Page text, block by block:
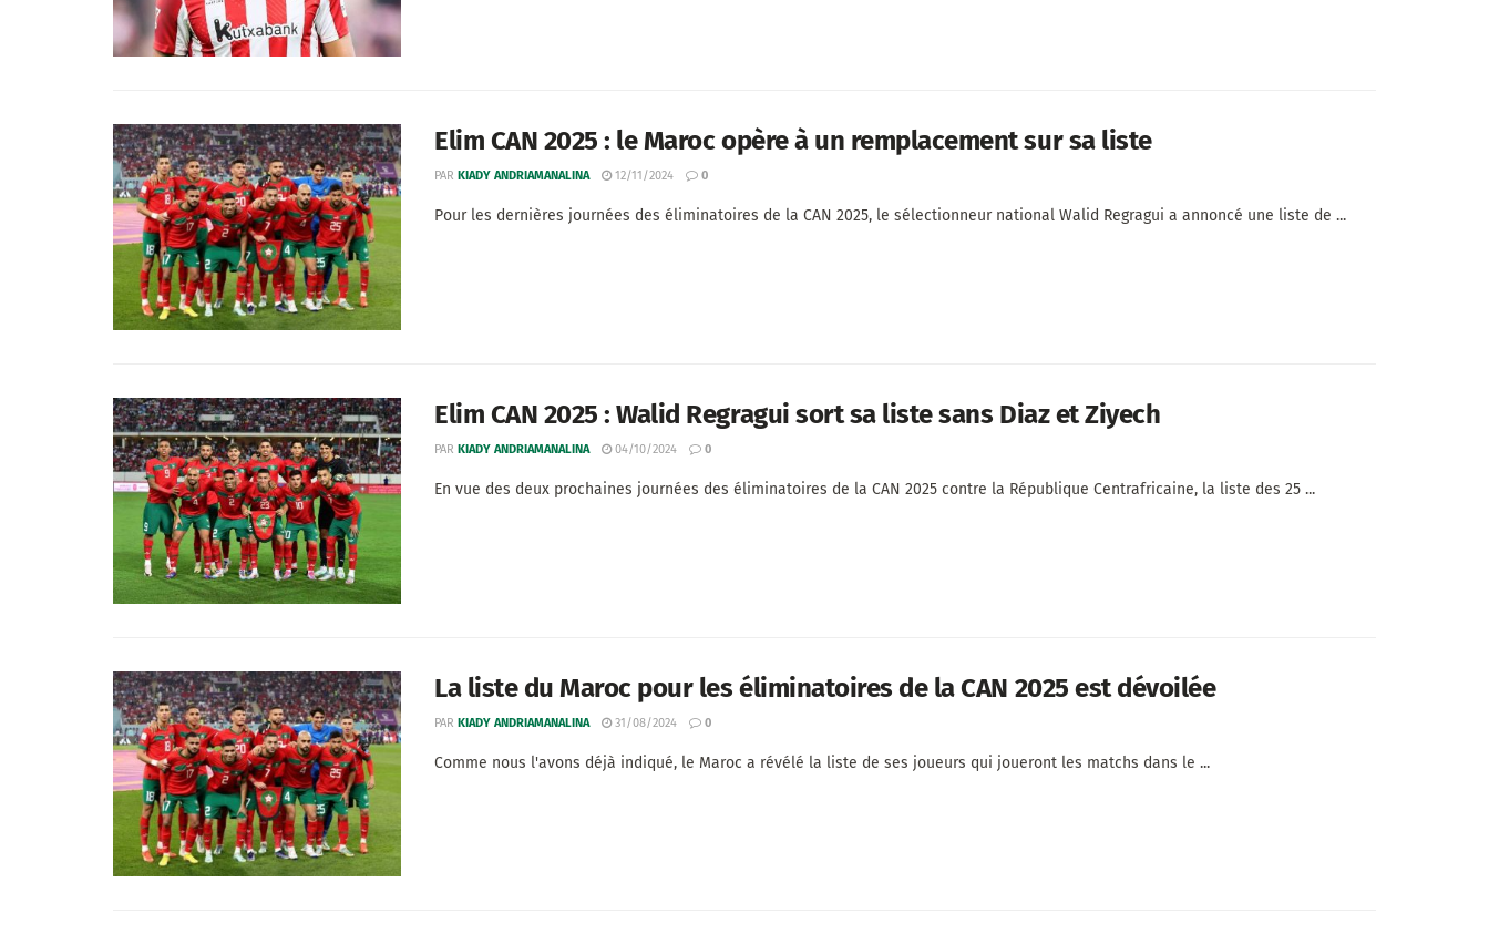
Elim CAN 2025 : le Maroc opère à un remplacement sur sa liste
PAR KIADY ANDRIAMANALINA 12/11/2024 0
Pour les dernières journées des éliminatoires de la CAN 2025, le sélectionneur national Walid Regragui a annoncé une liste de ...
Elim CAN 2025 : Walid Regragui sort sa liste sans Diaz et Ziyech
PAR KIADY ANDRIAMANALINA 04/10/2024 0
En vue des deux prochaines journées des éliminatoires de la CAN 2025 contre la République Centrafricaine, la liste des 25 ...
La liste du Maroc pour les éliminatoires de la CAN 2025 est dévoilée
PAR KIADY ANDRIAMANALINA 31/08/2024 0
Comme nous l'avons déjà indiqué, le Maroc a révélé la liste de ses joueurs qui joueront les matchs dans le ...